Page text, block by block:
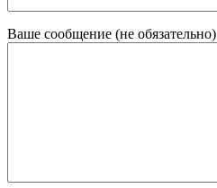
Ваше сообщение (не обязательно)